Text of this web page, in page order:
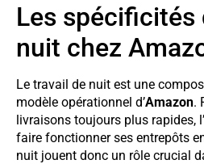
Les spécificités
nuit chez
Le travail de nuit est une
modèle opérationnel d’Amazon.
livraisons toujours plus rapides,
faire fonctionner ses entrepôts
nuit jouent donc un rôle crucial